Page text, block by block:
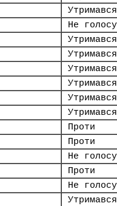
Утримався
Не
Утримався
Утримався
Утримався
Утримався
Утримався
Утримався
Проти
Проти
Не
Проти
Не
Утримався